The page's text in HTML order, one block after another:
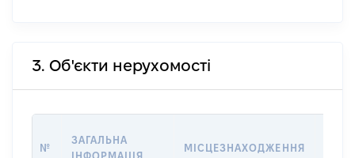
3. Об'єкти нерухомості
№
ЗАГАЛЬНА
ІНФОРМАЦІЯ
МІСЦЕЗНАХОДЖЕННЯ